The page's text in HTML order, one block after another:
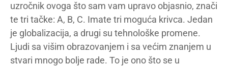
uzročnik ovoga što sam vam upravo objasnio, znači
te tri tačke: A, B, C. Imate tri moguća krivca. Jedan
je globalizacija, a drugi su tehnološke promene.
Ljudi sa višim obrazovanjem i sa većim znanjem u
stvari mnogo bolje rade. To je ono što se u